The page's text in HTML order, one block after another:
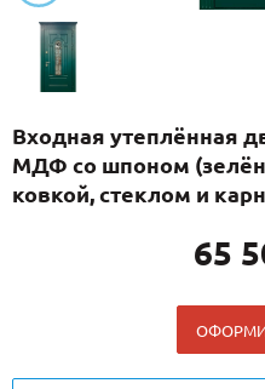
С реечным дизайном (29)
ПО НАЗНАЧЕНИЮ
ПО КОНСТРУКЦИИ
Входная утеплённая
МДФ со шпоном
ковкой, стеклом и
65